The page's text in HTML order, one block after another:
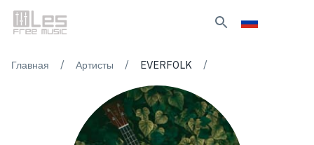
Главная / Артисты / EVERFOLK /